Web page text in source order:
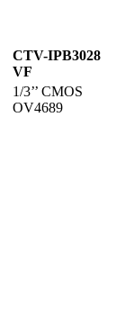
CTV-IPB3028
VF
1/3’’ CMOS
OV4689